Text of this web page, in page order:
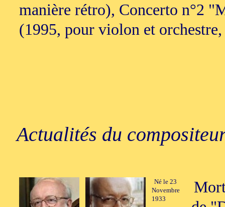
manière rétro), Concerto n°2
(1995, pour violon et
Actualités du
Né le 23
Novembre
1933